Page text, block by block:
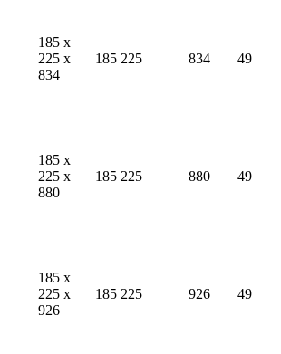
185 x
225 x
834
185 225 834 49
185 x
225 x
880
185 225 880 49
185 x
225 x
926
185 225 926 49